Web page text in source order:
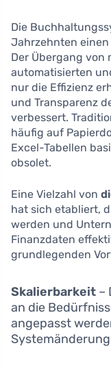
Die
Jahrzehnten
Der Übergang
automatisierten
nur die Effizienz
und Transparenz
verbessert.
häufig auf
Excel-Tabellen
obsolet.
Eine Vielzahl von
hat sich etabliert,
werden und
Finanzdaten
grundlegenden
Skalierbarkeit –
an die
angepasst